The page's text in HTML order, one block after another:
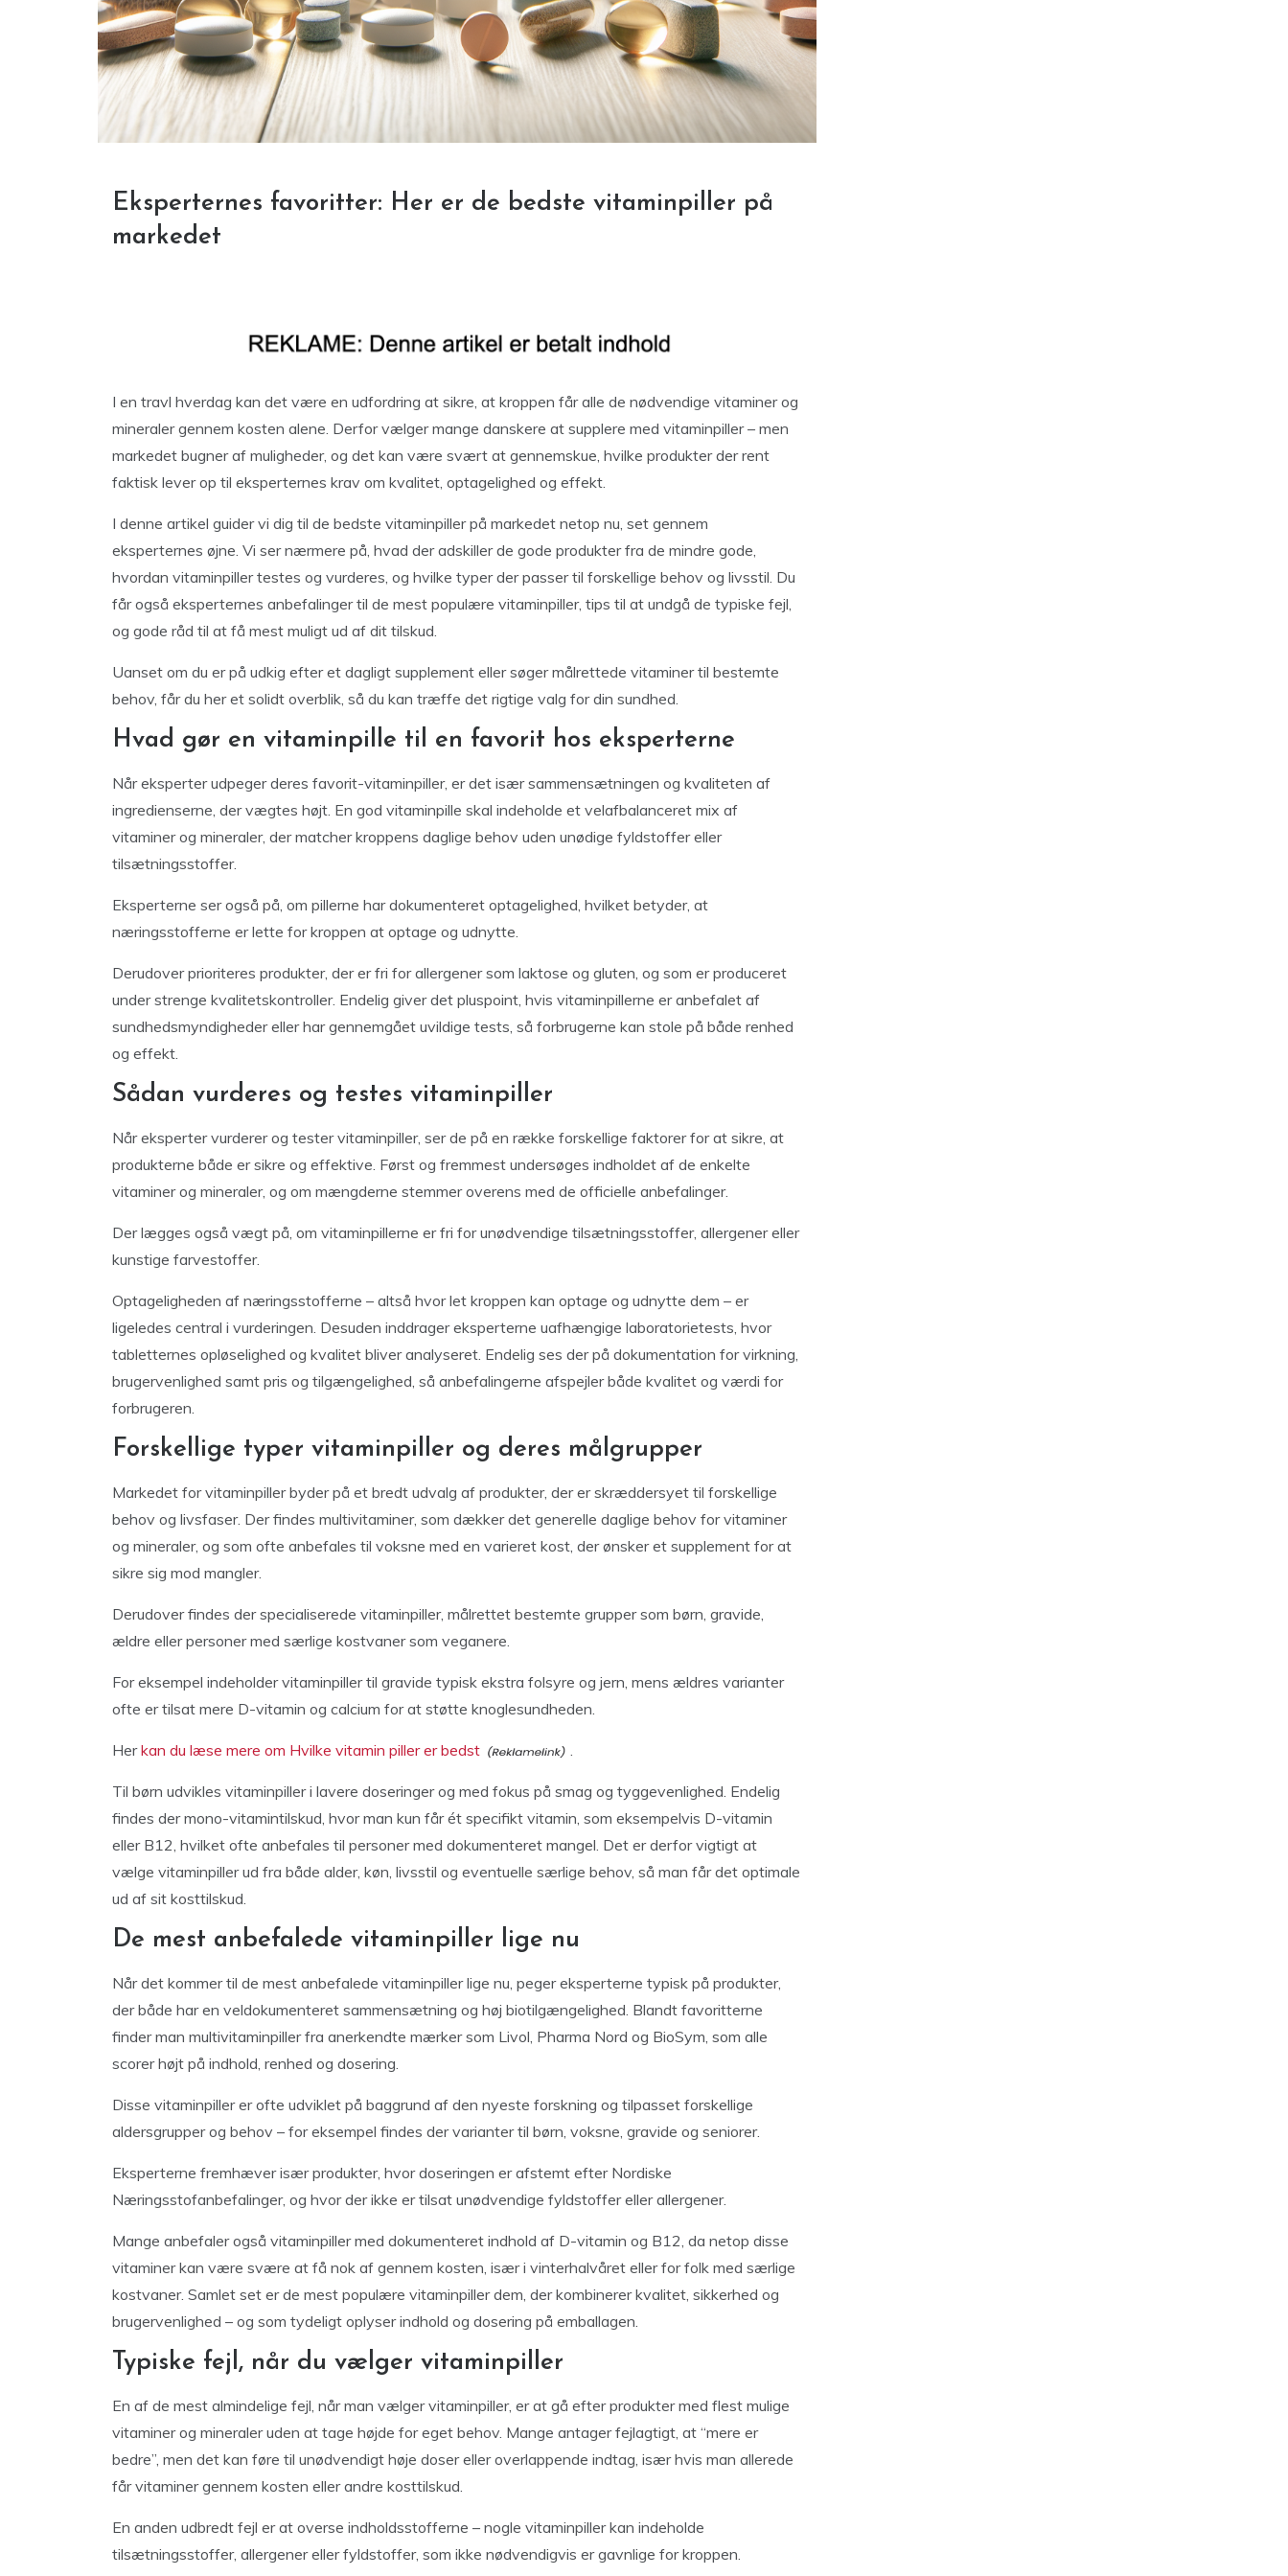
Eksperternes favoritter: Her er de bedste vitaminpiller på
markedet
I en travl hverdag kan det være en udfordring at sikre, at kroppen får alle de nødvendige vitaminer og
mineraler gennem kosten alene. Derfor vælger mange danskere at supplere med vitaminpiller – men
markedet bugner af muligheder, og det kan være svært at gennemskue, hvilke produkter der rent
faktisk lever op til eksperternes krav om kvalitet, optagelighed og effekt.
I denne artikel guider vi dig til de bedste vitaminpiller på markedet netop nu, set gennem
eksperternes øjne. Vi ser nærmere på, hvad der adskiller de gode produkter fra de mindre gode,
hvordan vitaminpiller testes og vurderes, og hvilke typer der passer til forskellige behov og livsstil. Du
får også eksperternes anbefalinger til de mest populære vitaminpiller, tips til at undgå de typiske fejl,
og gode råd til at få mest muligt ud af dit tilskud.
Uanset om du er på udkig efter et dagligt supplement eller søger målrettede vitaminer til bestemte
behov, får du her et solidt overblik, så du kan træffe det rigtige valg for din sundhed.
Hvad gør en vitaminpille til en favorit hos eksperterne
Når eksperter udpeger deres favorit-vitaminpiller, er det især sammensætningen og kvaliteten af
ingredienserne, der vægtes højt. En god vitaminpille skal indeholde et velafbalanceret mix af
vitaminer og mineraler, der matcher kroppens daglige behov uden unødige fyldstoffer eller
tilsætningsstoffer.
Eksperterne ser også på, om pillerne har dokumenteret optagelighed, hvilket betyder, at
næringsstofferne er lette for kroppen at optage og udnytte.
Derudover prioriteres produkter, der er fri for allergener som laktose og gluten, og som er produceret
under strenge kvalitetskontroller. Endelig giver det pluspoint, hvis vitaminpillerne er anbefalet af
sundhedsmyndigheder eller har gennemgået uvildige tests, så forbrugerne kan stole på både renhed
og effekt.
Sådan vurderes og testes vitaminpiller
Når eksperter vurderer og tester vitaminpiller, ser de på en række forskellige faktorer for at sikre, at
produkterne både er sikre og effektive. Først og fremmest undersøges indholdet af de enkelte
vitaminer og mineraler, og om mængderne stemmer overens med de officielle anbefalinger.
Der lægges også vægt på, om vitaminpillerne er fri for unødvendige tilsætningsstoffer, allergener eller
kunstige farvestoffer.
Optageligheden af næringsstofferne – altså hvor let kroppen kan optage og udnytte dem – er
ligeledes central i vurderingen. Desuden inddrager eksperterne uafhængige laboratorietests, hvor
tabletternes opløselighed og kvalitet bliver analyseret. Endelig ses der på dokumentation for virkning,
brugervenlighed samt pris og tilgængelighed, så anbefalingerne afspejler både kvalitet og værdi for
forbrugeren.
Forskellige typer vitaminpiller og deres målgrupper
Markedet for vitaminpiller byder på et bredt udvalg af produkter, der er skræddersyet til forskellige
behov og livsfaser. Der findes multivitaminer, som dækker det generelle daglige behov for vitaminer
og mineraler, og som ofte anbefales til voksne med en varieret kost, der ønsker et supplement for at
sikre sig mod mangler.
Derudover findes der specialiserede vitaminpiller, målrettet bestemte grupper som børn, gravide,
ældre eller personer med særlige kostvaner som veganere.
For eksempel indeholder vitaminpiller til gravide typisk ekstra folsyre og jern, mens ældres varianter
ofte er tilsat mere D-vitamin og calcium for at støtte knoglesundheden.
Herkan du læse mere om Hvilke vitamin piller er bedst .
Til børn udvikles vitaminpiller i lavere doseringer og med fokus på smag og tyggevenlighed. Endelig
findes der mono-vitamintilskud, hvor man kun får ét specifikt vitamin, som eksempelvis D-vitamin
eller B12, hvilket ofte anbefales til personer med dokumenteret mangel. Det er derfor vigtigt at
vælge vitaminpiller ud fra både alder, køn, livsstil og eventuelle særlige behov, så man får det optimale
ud af sit kosttilskud.
De mest anbefalede vitaminpiller lige nu
Når det kommer til de mest anbefalede vitaminpiller lige nu, peger eksperterne typisk på produkter,
der både har en veldokumenteret sammensætning og høj biotilgængelighed. Blandt favoritterne
finder man multivitaminpiller fra anerkendte mærker som Livol, Pharma Nord og BioSym, som alle
scorer højt på indhold, renhed og dosering.
Disse vitaminpiller er ofte udviklet på baggrund af den nyeste forskning og tilpasset forskellige
aldersgrupper og behov – for eksempel findes der varianter til børn, voksne, gravide og seniorer.
Eksperterne fremhæver især produkter, hvor doseringen er afstemt efter Nordiske
Næringsstofanbefalinger, og hvor der ikke er tilsat unødvendige fyldstoffer eller allergener.
Mange anbefaler også vitaminpiller med dokumenteret indhold af D-vitamin og B12, da netop disse
vitaminer kan være svære at få nok af gennem kosten, især i vinterhalvåret eller for folk med særlige
kostvaner. Samlet set er de mest populære vitaminpiller dem, der kombinerer kvalitet, sikkerhed og
brugervenlighed – og som tydeligt oplyser indhold og dosering på emballagen.
Typiske fejl, når du vælger vitaminpiller
En af de mest almindelige fejl, når man vælger vitaminpiller, er at gå efter produkter med flest mulige
vitaminer og mineraler uden at tage højde for eget behov. Mange antager fejlagtigt, at “mere er
bedre”, men det kan føre til unødvendigt høje doser eller overlappende indtag, især hvis man allerede
får vitaminer gennem kosten eller andre kosttilskud.
En anden udbredt fejl er at overse indholdsstofferne – nogle vitaminpiller kan indeholde
tilsætningsstoffer, allergener eller fyldstoffer, som ikke nødvendigvis er gavnlige for kroppen.